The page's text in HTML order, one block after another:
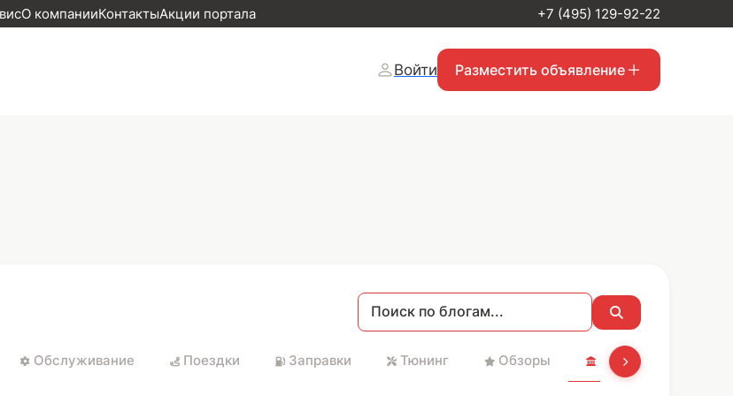
О компанииКонтактыАкции портала +7 (495) 129-92-22
Войти Разместить объявление
Обслуживание Поездки Заправки Тюнинг Обзоры Святые места и